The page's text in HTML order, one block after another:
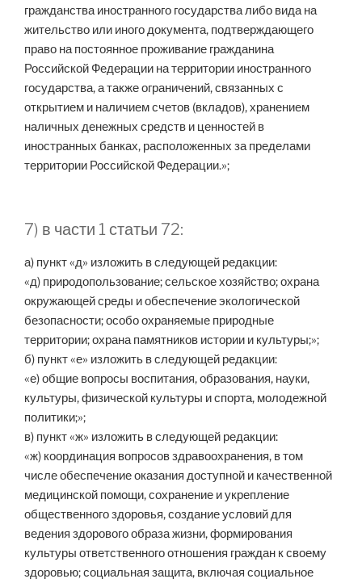
гражданства иностранного государства либо вида на
жительство или иного документа, подтверждающего
право на постоянное проживание гражданина
Российской Федерации на территории иностранного
государства, а также ограничений, связанных с
открытием и наличием счетов (вкладов), хранением
наличных денежных средств и ценностей в
иностранных банках, расположенных за пределами
территории Российской Федерации.»;
7) в части 1 статьи 72:
а) пункт «д» изложить в следующей редакции:
«д) природопользование; сельское хозяйство; охрана
окружающей среды и обеспечение экологической
безопасности; особо охраняемые природные
территории; охрана памятников истории и культуры;»;
б) пункт «е» изложить в следующей редакции:
«е) общие вопросы воспитания, образования, науки,
культуры, физической культуры и спорта, молодежной
политики;»;
в) пункт «ж» изложить в следующей редакции:
«ж) координация вопросов здравоохранения, в том
числе обеспечение оказания доступной и качественной
медицинской помощи, сохранение и укрепление
общественного здоровья, создание условий для
ведения здорового образа жизни, формирования
культуры ответственного отношения граждан к своему
здоровью; социальная защита, включая социальное